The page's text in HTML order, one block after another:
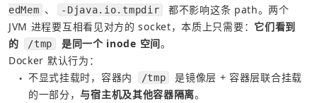
edMem 、 -Djava.io.tmpdir
都不影响这条 path。两个
JVM 进程要互相看见对方的 socket，本质上只需要： 它们看到
的
/tmp 是同一个 inode 空间。
Docker 默认行为：
● 不显式挂载时，容器内 /tmp
是镜像层 + 容器层联合挂载
的一部分，与宿主机及其他容器隔离。